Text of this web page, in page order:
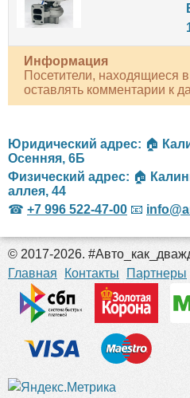
Информация
Посетители, находящиеся в
оставлять комментарии к
Юридический адрес: 🏠
Осенняя, 6Б
Физический адрес: 🏠
аллея, 44
☎ +7 996 522-47-00 📧
© 2017-2026.
Главная
Контакты Партнеры